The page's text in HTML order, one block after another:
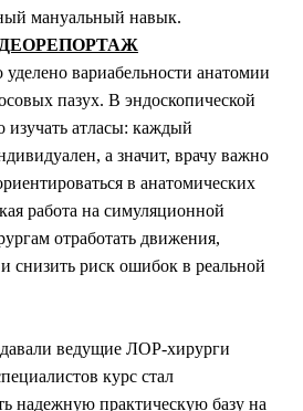
мануальный навык.
вариабельности анатомии
пазух. В эндоскопической
изучать атласы: каждый
а значит, врачу важно
в анатомических
работа на симуляционной
отработать движения,
снизить риск ошибок в реальной
ведущие ЛОР-хирурги
курс стал
надежную практическую базу на